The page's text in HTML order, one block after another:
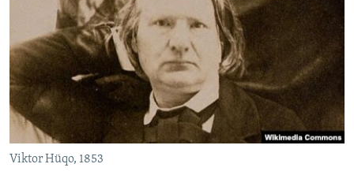
VIDEO
FOTOQALEREYA
İNFOQRAFIKA
KARIKATURA
RADIO ARXIV
OXU ZALI
AZƏRBAYCAN ƏDƏBIYYATI KITABXANASI
İSLAM VƏ DEMOKRATIYA
İZ - MƏDƏNIYYƏT PROQRAMI
HAQQIMIZDA
MISSIYAMIZ
PEŞƏ ETIKASI VƏ JURNALISTIKA STANDARTLARIMIZ
MATERIALLARIMIZDAN ISTIFADƏ
AZADLIQRADIOSU MOBIL TELEFONUNUZDA
BIZI IZLƏ
RFE/RL-in bütün saytları
Viktor Hüqo, 1853